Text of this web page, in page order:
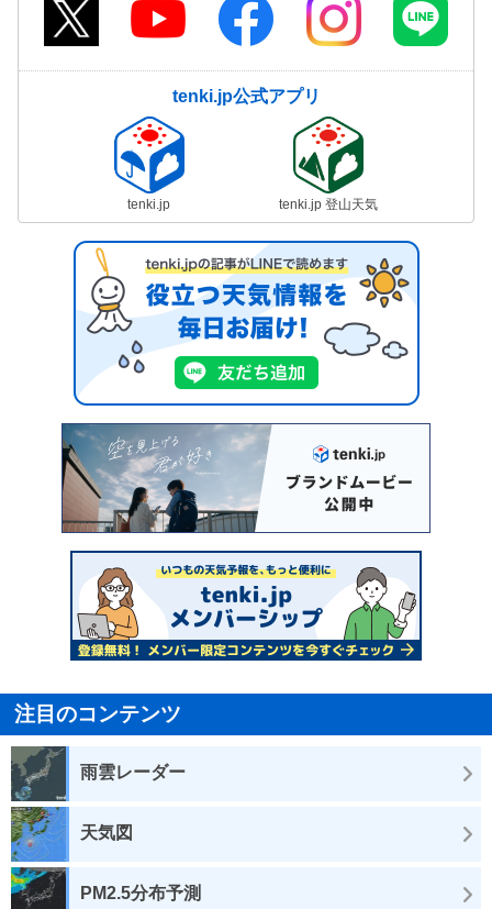
tenki.jp公式アプリ
tenki.jp tenki.jp 登山天気
注目のコンテンツ
雨雲レーダー
天気図
PM2.5分布予測